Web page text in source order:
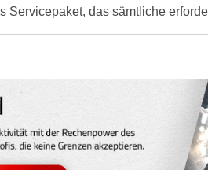
Servicepaket, das sämtliche